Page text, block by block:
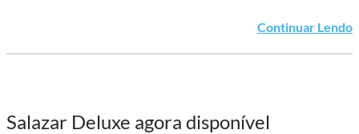
Continuar Lendo
Salazar Deluxe agora disponível